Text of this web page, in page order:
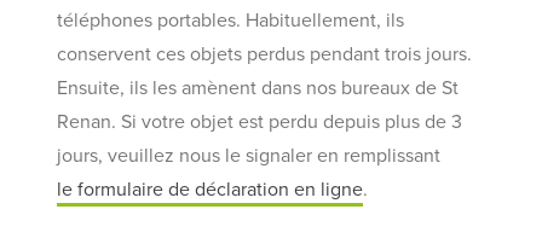
téléphones portables. Habituellement, ils
conservent ces objets perdus pendant trois jours.
Ensuite, ils les amènent dans nos bureaux de St
Renan. Si votre objet est perdu depuis plus de 3
jours, veuillez nous le signaler en remplissant
le formulaire de déclaration en ligne.